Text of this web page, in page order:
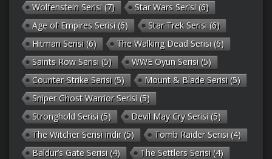
Wolfenstein Serisi (7) Star Wars Serisi (6)
Age of Empires Serisi (6) Star Trek Serisi (6)
Hitman Serisi (6) The Walking Dead Serisi (6)
Saints Row Serisi (5) WWE Oyun Serisi (5)
Counter-Strike Serisi (5) Mount & Blade Serisi (5)
Sniper Ghost Warrior Serisi (5)
Stronghold Serisi (5) Devil May Cry Serisi (5)
The Witcher Serisi indir(5) Tomb Raider Serisi (4)
Baldur’s Gate Serisi (4) The Settlers Serisi (4)